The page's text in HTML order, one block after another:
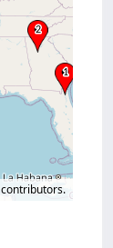
contributors.